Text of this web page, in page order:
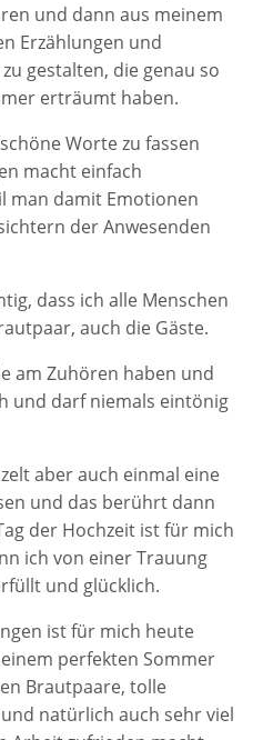
und dann aus meinem
Erzählungen und
gestalten, die genau so
erträumt haben.
Worte zu fassen
macht einfach
man damit Emotionen
der Anwesenden
dass ich alle Menschen
auch die Gäste.
am Zuhören haben und
und darf niemals eintönig
aber auch einmal eine
und das berührt dann
der Hochzeit ist für mich
ich von einer Trauung
und glücklich.
ist für mich heute
perfekten Sommer
Brautpaare, tolle
natürlich auch sehr viel